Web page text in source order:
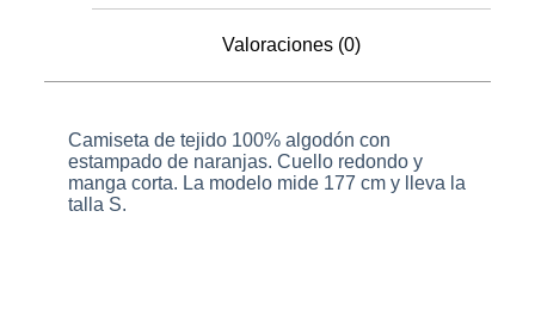
Valoraciones (0)
Camiseta de tejido 100% algodón con
estampado de naranjas. Cuello redondo y
manga corta. La modelo mide 177 cm y lleva la
talla S.